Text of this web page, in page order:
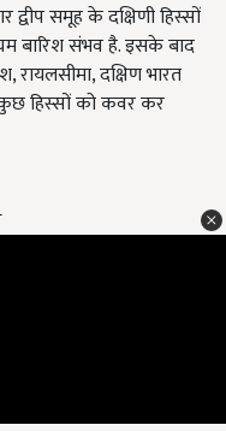
समूह के दक्षिणी हिस्सों
बारिश संभव है. इसके बाद
रायलसीमा, दक्षिण भारत
हिस्सों को कवर कर